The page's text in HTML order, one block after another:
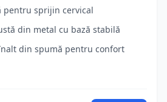
pentru sprijin cervical
din metal cu bază stabilă
din spumă pentru confort